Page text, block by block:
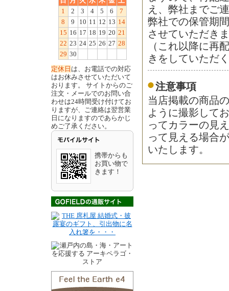
1
2 3 4 5 6
7
8
9 10 11 12 13 14
15 16 17 18 19 20 21
22 23 24 25 26 27 28
29 30
定休日 は、お電話での対応
はお休みさせていただいて
おります。 サイトからのご
注文・メールでのお問い合
わせは24時間受け付けてお
りますが、ご連絡は翌営業
日になりますのであらかじ
めご了承ください。
携帯からも
お買い物で
きます！
え、弊社までご
弊社での保管期
させていただき
（これ以降に再
きをしていただ
注意事項
当店掲載の商品
ように撮影して
ってカラーの見
って見える場合
いたします。